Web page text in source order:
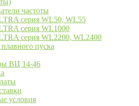
частоты
cерия WL50, WL55
cерия WL1000
серия WL2200, WL2400
пуска
ВЦ 14-46
условия